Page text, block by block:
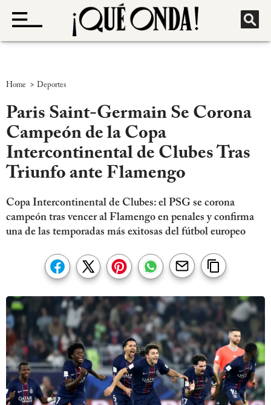
Home > Deportes
Paris Saint-Germain Se Corona
Campeón de la Copa
Intercontinental de Clubes Tras
Triunfo ante Flamengo
Copa Intercontinental de Clubes: el PSG se corona
campeón tras vencer al Flamengo en penales y confirma
una de las temporadas más exitosas del fútbol europeo